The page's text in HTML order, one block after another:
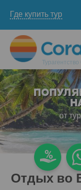
Где купить тур
Турагентство
от
Отдых во